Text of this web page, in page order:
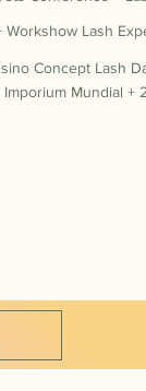
Workshow Lash
Concept Lash
Mundial +